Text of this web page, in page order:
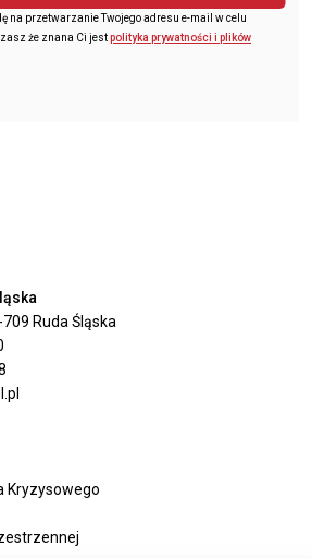
na przetwarzanie Twojego adresu e-mail w celu
że znana Ci jestpolityka prywatności i plików
709 Ruda Śląska
Kryzysowego